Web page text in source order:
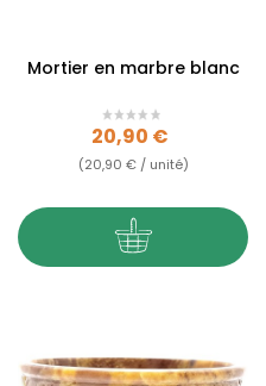
Mortier en marbre blanc
Prix
20,90 €
(20,90 € / unité)